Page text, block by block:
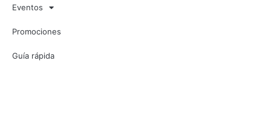
Eventos
Promociones
Guía rápida